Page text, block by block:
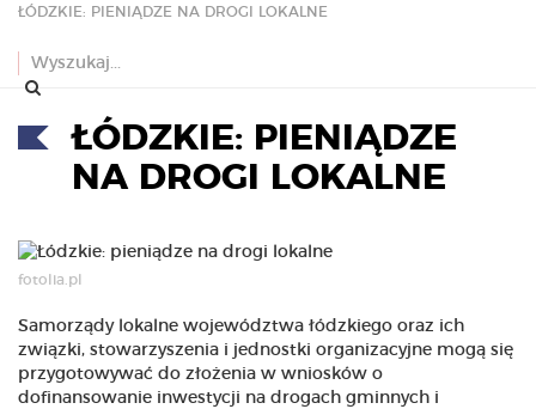
ŁÓDZKIE: PIENIĄDZE NA DROGI LOKALNE
ŁÓDZKIE: PIENIĄDZE
NA DROGI LOKALNE
fotolia.pl
Samorządy lokalne województwa łódzkiego oraz ich
związki, stowarzyszenia i jednostki organizacyjne mogą się
przygotowywać do złożenia w wniosków o
dofinansowanie inwestycji na drogach gminnych i